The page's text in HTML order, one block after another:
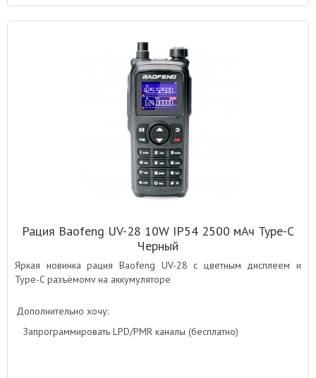
Рация Baofeng UV-28 10W IP54 2500 мАч Type-C
Черный
Яркая новинка рация Baofeng UV-28 с цветным дисплеем и
Type-C разъёмомv на аккумуляторе
Дополнительно хочу:
Запрограммировать LPD/PMR каналы (бесплатно)